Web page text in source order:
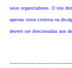
seus organizadores. O site
apenas mera cortesia na
devem ser direcionadas aos